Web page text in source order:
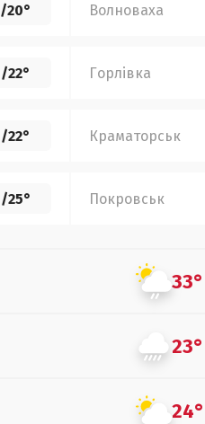
/20° Волноваха
/22° Горлівка
/22° Краматорськ
/25° Покровськ
33°
23°
24°